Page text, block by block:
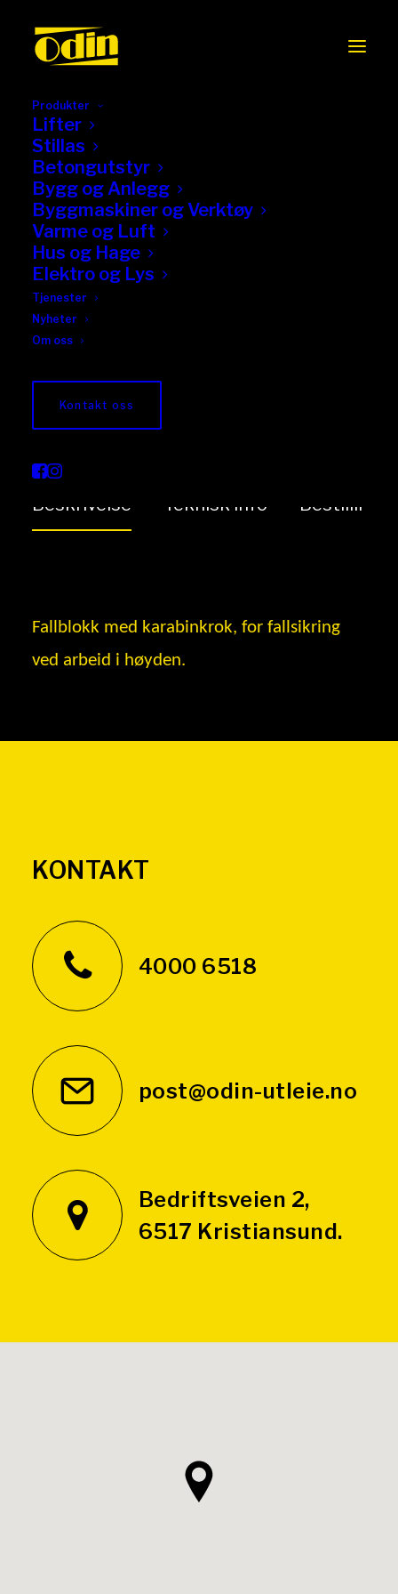
Produkter
Lifter
Stillas
Betongutstyr
Bygg og Anlegg
Byggmaskiner og Verktøy
Varme og Luft
Hus og Hage
Elektro og Lys
Tjenester
Nyheter
Om oss
Kontakt oss
Fallblokk 20m
Beskrivelse Teknisk info Bestilling
Fallblokk med karabinkrok, for fallsikring
ved arbeid i høyden.
KONTAKT
4000 6518
post@odin-utleie.no
Bedriftsveien 2,
6517 Kristiansund.